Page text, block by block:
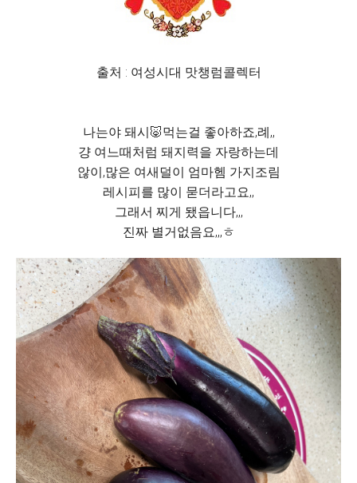
출처 : 여성시대 맛챙럼콜렉터
나는야 돼시🐷먹는걸 좋아하죠,례,,
걍 여느때처럼 돼지력을 자랑하는데
않이,많은 여새덜이 엄마헴 가지조림
레시피를 많이 묻더라고요,,
그래서 찌게 됐읍니다,,,
진짜 별거없음요,,,ㅎ